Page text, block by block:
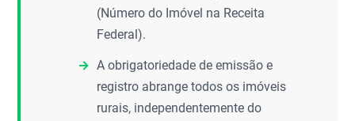
(Número do Imóvel na Receita
Federal).
A obrigatoriedade de emissão e
registro abrange todos os imóveis
rurais, independentemente do